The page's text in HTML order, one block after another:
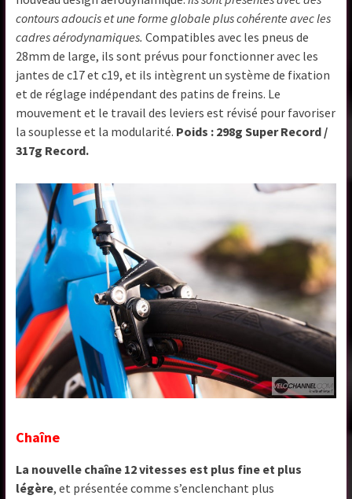
contours adoucis et une forme globale plus cohérente avec les
cadres aérodynamiques. Compatibles avec les pneus de
28mm de large, ils sont prévus pour fonctionner avec les
jantes de c17 et c19, et ils intègrent un système de fixation
et de réglage indépendant des patins de freins. Le
mouvement et le travail des leviers est révisé pour favoriser
la souplesse et la modularité. Poids : 298g Super Record /
317g Record.
Chaîne
La nouvelle chaîne 12 vitesses est plus fine et plus
légère, et présentée comme s’enclenchant plus